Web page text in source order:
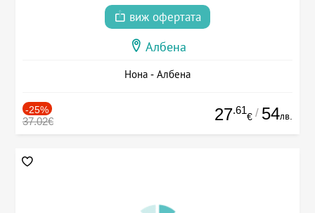
виж офертата
Албена
Нона - Албена
-25%
37.02€ 27.61
€ / 54лв.